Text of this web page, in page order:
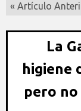
« Artículo
La
higiene
pero no